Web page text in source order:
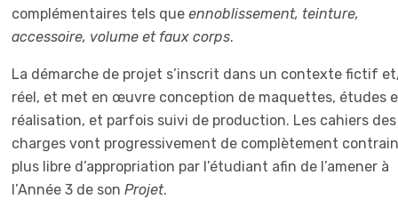
complémentaires tels que ennoblissement, teinture,
accessoire, volume et faux corps.
La démarche de projet s’inscrit dans un contexte fictif
réel, et met en œuvre conception de maquettes, études
réalisation, et parfois suivi de production. Les cahiers des
charges vont progressivement de complètement
plus libre d’appropriation par l’étudiant afin de l’amener à
l’Année 3 de son Projet.